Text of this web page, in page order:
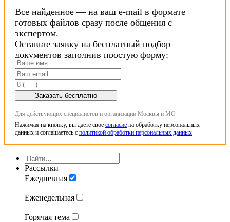
Все найденное — на ваш e-mail в формате
готовых файлов сразу после общения с
экспертом.
Оставьте заявку на бесплатный подбор
документов заполнив простую форму:
Заказать бесплатно
Для действующих специалистов и организации Москвы и МО
Нажимая на кнопку, вы даете свое согласие на обработку персональных
данных и соглашаетесь с политикой обработки персональных данных
Рассылки
Ежедневная
Еженедельная
Горячая тема